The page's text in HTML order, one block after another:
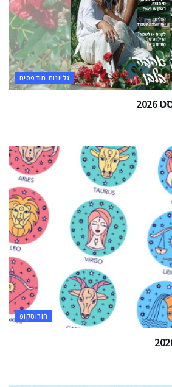
גליונות מודפסים
הורוסקופ